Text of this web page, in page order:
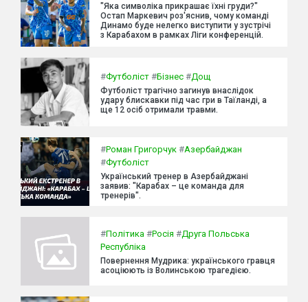
"Яка символіка прикрашає їхні груди?"
Остап Маркевич роз'яснив, чому команді
Динамо буде нелегко виступити у зустрічі
з Карабахом в рамках Ліги конференцій.
#Футболіст #Бізнес #Дощ
Футболіст трагічно загинув внаслідок
удару блискавки під час гри в Таїланді, а
ще 12 осіб отримали травми.
#Роман Григорчук #Азербайджан
#Футболіст
Український тренер в Азербайджані
заявив: "Карабах – це команда для
тренерів".
#Політика #Росія #Друга Польська
Республіка
Повернення Мудрика: українського гравця
асоціюють із Волинською трагедією.